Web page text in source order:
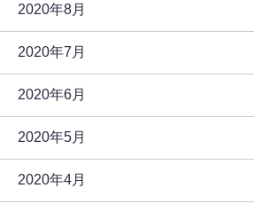
2020年8月
2020年7月
2020年6月
2020年5月
2020年4月